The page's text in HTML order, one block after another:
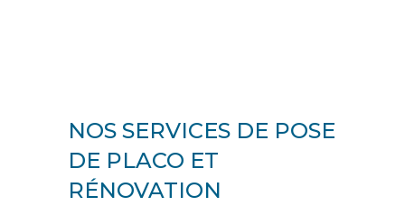
NOS SERVICES DE POSE
DE PLACO ET
RÉNOVATION